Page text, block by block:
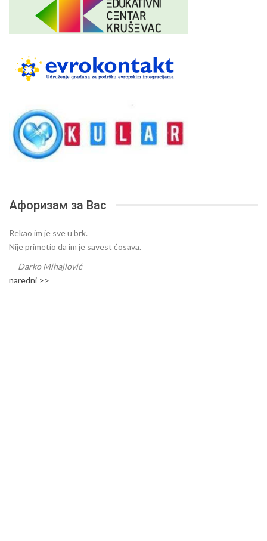
Афоризам за Вас
Rekao im je sve u brk.
Nije primetio da im je savest ćosava.
— Darko Mihajlović
naredni >>